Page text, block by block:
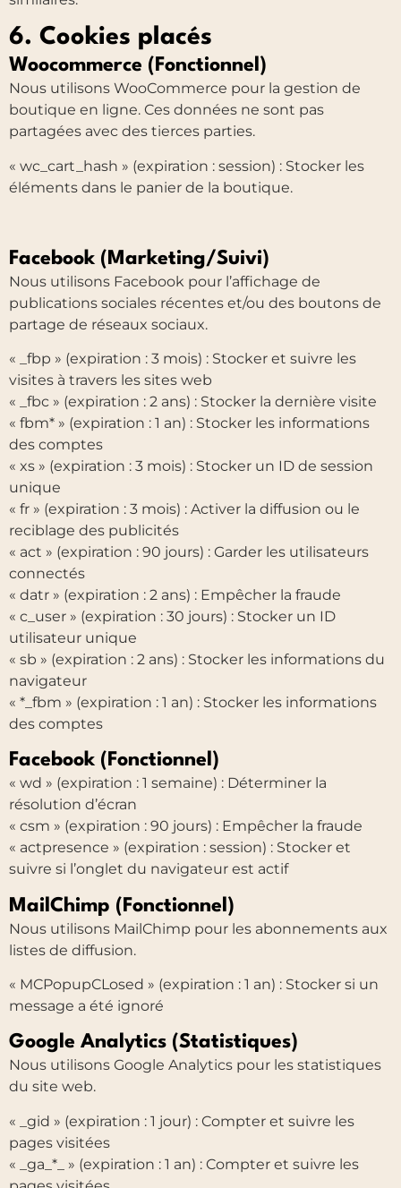
6. Cookies placés
Woocommerce (Fonctionnel)
Nous utilisons WooCommerce pour la gestion de
boutique en ligne. Ces données ne sont pas
partagées avec des tierces parties.
« wc_cart_hash » (expiration : session) : Stocker les
éléments dans le panier de la boutique.
Facebook (Marketing/Suivi)
Nous utilisons Facebook pour l’affichage de
publications sociales récentes et/ou des boutons de
partage de réseaux sociaux.
« _fbp » (expiration : 3 mois) : Stocker et suivre les
visites à travers les sites web
« _fbc » (expiration : 2 ans) : Stocker la dernière visite
« fbm* » (expiration : 1 an) : Stocker les informations
des comptes
« xs » (expiration : 3 mois) : Stocker un ID de session
unique
« fr » (expiration : 3 mois) : Activer la diffusion ou le
reciblage des publicités
« act » (expiration : 90 jours) : Garder les utilisateurs
connectés
« datr » (expiration : 2 ans) : Empêcher la fraude
« c_user » (expiration : 30 jours) : Stocker un ID
utilisateur unique
« sb » (expiration : 2 ans) : Stocker les informations du
navigateur
« *_fbm » (expiration : 1 an) : Stocker les informations
des comptes
Facebook (Fonctionnel)
« wd » (expiration : 1 semaine) : Déterminer la
résolution d’écran
« csm » (expiration : 90 jours) : Empêcher la fraude
« actpresence » (expiration : session) : Stocker et
suivre si l’onglet du navigateur est actif
MailChimp (Fonctionnel)
Nous utilisons MailChimp pour les abonnements aux
listes de diffusion.
« MCPopupCLosed » (expiration : 1 an) : Stocker si un
message a été ignoré
Google Analytics (Statistiques)
Nous utilisons Google Analytics pour les statistiques
du site web.
« _gid » (expiration : 1 jour) : Compter et suivre les
pages visitées
« _ga_*_ » (expiration : 1 an) : Compter et suivre les